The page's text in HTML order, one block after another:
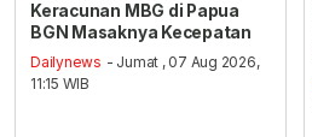
Keracunan MBG di Papua
BGN Masaknya Kecepatan
Dailynews - Jumat , 07 Aug 2026,
11:15 WIB